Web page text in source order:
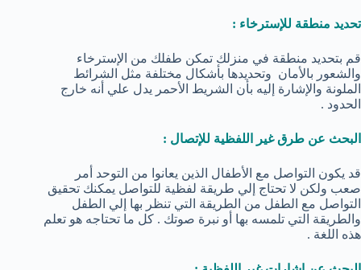
تحديد منطقة للإسترخاء :
قم بتحديد منطقة في منزلك تمكن طفلك من الإسترخاء
والشعور بالأمان وتحديدها بأشكال مختلفة مثل الشرائط
الملونة والإشارة إليه بأن الشريط الأحمر يدل علي أنه خارج
الحدود .
البحث عن طرق غير اللفظية للإتصال :
قد يكون التواصل مع الأطفال الذين يعانوا من التوحد أمر
صعب ولكن لا تحتاج إلي طريقة لفظية للتواصل يمكنك تحقيق
التواصل مع الطفل من الطريقة التي تنظر بها إلي الطفل
والطريقة التي تلمسه بها أو نبرة صوتك . كل ما تحتاجه هو تعلم
هذه اللغة .